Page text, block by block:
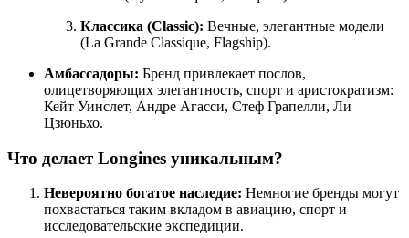
Классика (Classic): Вечные, элегантные модели
(La Grande Classique, Flagship).
Амбассадоры: Бренд привлекает послов,
олицетворяющих элегантность, спорт и аристократизм:
Кейт Уинслет, Андре Агасси, Стеф Грапелли, Ли
Цзюньхо.
Что делает Longines уникальным?
Невероятно богатое наследие: Немногие бренды могут
похвастаться таким вкладом в авиацию, спорт и
исследовательские экспедиции.